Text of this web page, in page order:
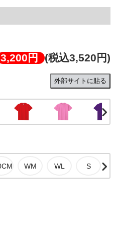
3,200円 (税込3,520円)
外部サイトに貼る